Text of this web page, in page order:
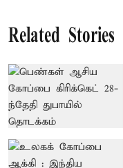
Related Stories